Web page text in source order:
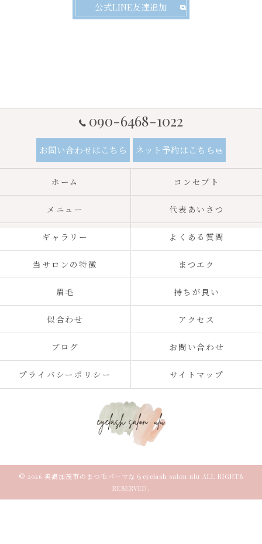
公式LINE友達追加
090-6468-1022
お問い合わせはこちら ネット予約はこちら
ホーム コンセプト
メニュー 代表あいさつ
ギャラリー よくある質問
当サロンの特徴 まつエク
眉毛 持ちが良い
似合わせ アクセス
ブログ お問い合わせ
プライバシーポリシー サイトマップ
© 2026 美濃加茂市のまつ毛パーマならeyelash salon ulu ALL RIGHTS
RESERVED.